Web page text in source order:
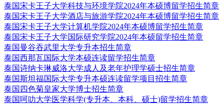
泰国宋卡王子大学科技与环境学院2024年本硕博留学招生简章
泰国宋卡王子大学酒店与旅游学院2024年本硕博留学招生简章
泰国宋卡王子大学计算机学院2024年本硕博留学招生简章
泰国宋卡王子大学国际研究学院2024年本硕留学招生简章
泰国曼谷吞武里大学专升本招生简章
泰国西那瓦国际大学本硕连读留学招生简章
泰国诗纳卡琳威洛大学成人及老年护理学硕士招生简章
泰国斯坦福国际大学专升本硕连读留学项目招生简章
泰国四色菊皇家大学博士招生简章
泰国呵叻大学医学科学(专升本、本科、硕士)留学招生简章